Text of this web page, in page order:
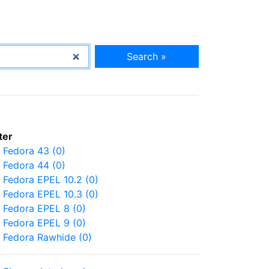
Search »
Fedora 43 (0)
Fedora 44 (0)
Fedora EPEL 10.2 (0)
Fedora EPEL 10.3 (0)
Fedora EPEL 8 (0)
Fedora EPEL 9 (0)
Fedora Rawhide (0)